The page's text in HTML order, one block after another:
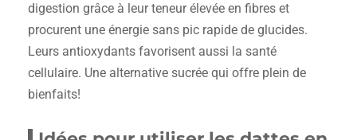
digestion grâce à leur teneur élevée en fibres et
procurent une énergie sans pic rapide de glucides.
Leurs antioxydants favorisent aussi la santé
cellulaire. Une alternative sucrée qui offre plein de
bienfaits!